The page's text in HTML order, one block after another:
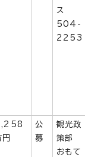
ス
504-
2253
円
公
募
観光政
策部
おもて